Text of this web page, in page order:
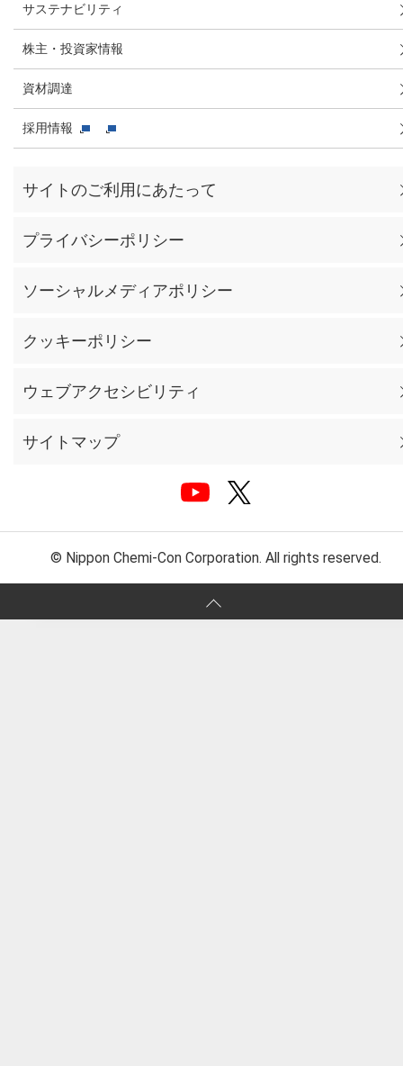
サステナビリティ
株主・投資家情報
資材調達
採用情報
サイトのご利用にあたって
プライバシーポリシー
ソーシャルメディアポリシー
クッキーポリシー
ウェブアクセシビリティ
サイトマップ
© Nippon Chemi-Con Corporation. All rights reserved.